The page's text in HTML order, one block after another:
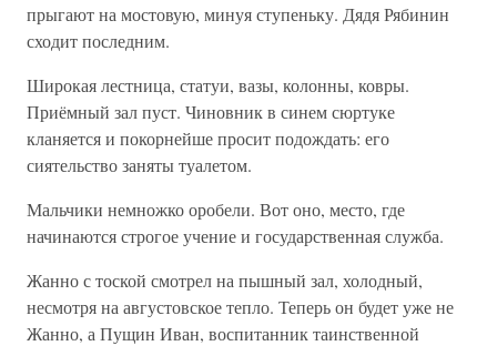
прыгают на мостовую, минуя ступеньку. Дядя Рябинин
сходит последним.
Широкая лестница, статуи, вазы, колонны, ковры.
Приёмный зал пуст. Чиновник в синем сюртуке
кланяется и покорнейше просит подождать: его
сиятельство заняты туалетом.
Мальчики немножко оробели. Вот оно, место, где
начинаются строгое учение и государственная служба.
Жанно с тоской смотрел на пышный зал, холодный,
несмотря на августовское тепло. Теперь он будет уже не
Жанно, а Пущин Иван, воспитанник таинственной